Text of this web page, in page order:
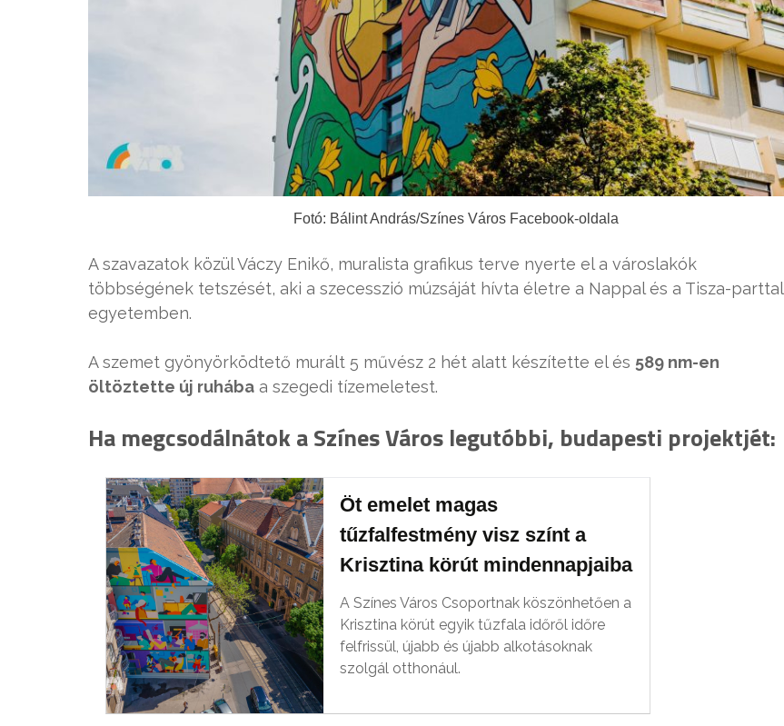
Fotó: Bálint András/Színes Város Facebook-oldala
A szavazatok közül Váczy Enikő, muralista grafikus terve nyerte el a városlakók
többségének tetszését, aki a szecesszió múzsáját hívta életre a Nappal és a Tisza-parttal
egyetemben.
A szemet gyönyörködtető murált 5 művész 2 hét alatt készítette el és 589 nm-en
öltöztette új ruhába a szegedi tízemeletest.
Ha megcsodálnátok a Színes Város legutóbbi, budapesti projektjét:
Öt emelet magas
tűzfalfestmény visz színt a
Krisztina körút mindennapjaiba
A Színes Város Csoportnak köszönhetően a
Krisztina körút egyik tűzfala időről időre
felfrissül, újabb és újabb alkotásoknak
szolgál otthonául.